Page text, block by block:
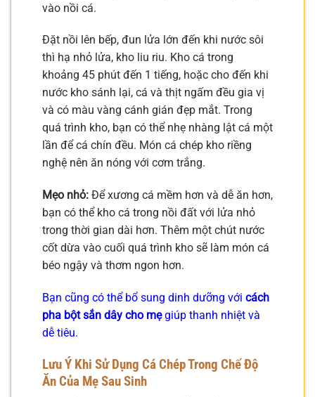
vào nồi cá.
Đặt nồi lên bếp, đun lửa lớn đến khi nước sôi
thì hạ nhỏ lửa, kho liu riu. Kho cá trong
khoảng 45 phút đến 1 tiếng, hoặc cho đến khi
nước kho sánh lại, cá và thịt ngấm đều gia vị
và có màu vàng cánh gián đẹp mắt. Trong
quá trình kho, bạn có thể nhẹ nhàng lật cá một
lần để cá chín đều. Món cá chép kho riềng
nghệ nên ăn nóng với cơm trắng.
Mẹo nhỏ: Để xương cá mềm hơn và dễ ăn hơn,
bạn có thể kho cá trong nồi đất với lửa nhỏ
trong thời gian dài hơn. Thêm một chút nước
cốt dừa vào cuối quá trình kho sẽ làm món cá
béo ngậy và thơm ngon hơn.
Bạn cũng có thể bổ sung dinh dưỡng với cách
pha bột sắn dây cho mẹgiúp thanh nhiệt và
dễ tiêu.
Lưu Ý Khi Sử Dụng Cá Chép Trong Chế Độ
Ăn Của Mẹ Sau Sinh